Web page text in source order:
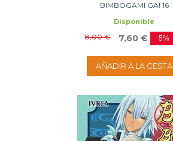
BIMBOGAMI GA! 16
Disponible
8,00 € 7,60 € 5%
AÑADIR A LA CESTA